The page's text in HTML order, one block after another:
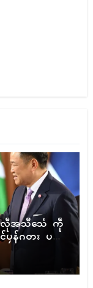
လဵုအသဳသေံ ကဵု
န်ဂတး ပ